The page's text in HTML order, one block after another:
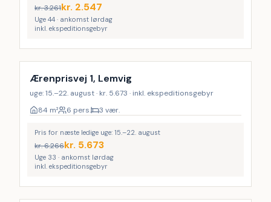
kr.3.261kr. 2.547
Uge 44 · ankomst lørdag
inkl. ekspeditionsgebyr
Ærenprisvej 1, Lemvig
uge: 15.–22. august · kr. 5.673 · inkl. ekspeditionsgebyr
84 m² 6 pers. 3 vær.
Pris for næste ledige uge: 15.–22. august
kr.6.266kr. 5.673
Uge 33 · ankomst lørdag
inkl. ekspeditionsgebyr